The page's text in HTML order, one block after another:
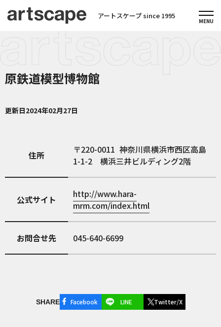
アートスケープ since 1995
原鉄道模型博物館
更新日2024年02月27日
住所 220-0011 神奈川県横浜市西区高島
1-1-2 横浜三井ビルディング2階
公式サイト
http://www.hara-
mrm.com/index.html
お問合せ先 045-640-6699
SHARE Facebook LINE Twitter/X